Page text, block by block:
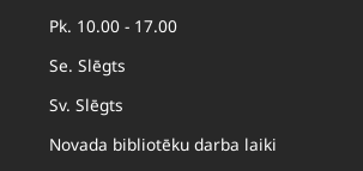
Pk. 10.00 - 17.00
Se. Slēgts
Sv. Slēgts
Novada bibliotēku darba laiki